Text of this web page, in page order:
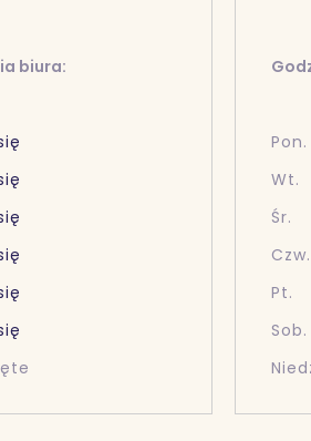
biura:
Pon.
Wt.
Śr.
Czw.
Pt.
Sob.